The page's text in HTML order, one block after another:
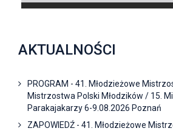
AKTUALNOŚCI
PROGRAM - 41. Młodzieżowe
Mistrzostwa Polski Młodzików / 15.
Parakajakarzy 6-9.08.2026 Poznań
ZAPOWIEDŹ - 41. Młodzieżowe